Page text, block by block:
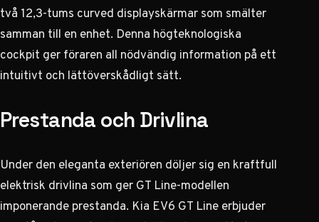
två 12,3-tums curved displayskärmar som smälter
samman till en enhet. Denna högteknologiska
cockpit ger föraren all nödvändig information på ett
intuitivt och lättöverskådligt sätt.
Prestanda och Drivlina
Under den eleganta exteriören döljer sig en kraftfull
elektrisk drivlina som ger GT Line-modellen
imponerande prestanda. Kia EV6 GT Line erbjuder